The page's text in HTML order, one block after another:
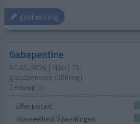
geef mening
Gabapentine
07-05-2026 | Man | 73
gabapentine (300mg)
Zenuwpijn
Effectiviteit
Hoeveelheid bijwerkingen